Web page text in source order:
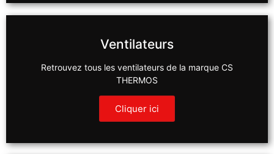
Ventilateurs
Retrouvez tous les ventilateurs de la marque CS
THERMOS
Cliquer ici